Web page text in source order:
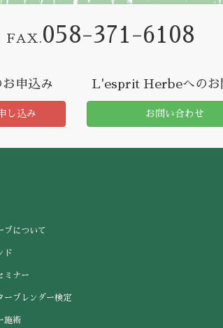
FAX.058-371-6108
申込み
し込み
L'esprit Herbeへのお
お問い合わせ
ブについて
ド
ミナー
ーブレンダー検定
施術